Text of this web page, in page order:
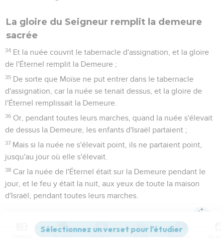
La gloire du Seigneur remplit la demeure
sacrée
34 Et la nuée couvrit le tabernacle d'assignation, et la gloire
de l'Éternel remplit la Demeure ;
35 De sorte que Moïse ne put entrer dans le tabernacle
d'assignation, car la nuée se tenait dessus, et la gloire de
l'Éternel remplissait la Demeure.
36 Or, pendant toutes leurs marches, quand la nuée s'élevait
de dessus la Demeure, les enfants d'Israël partaient ;
37 Mais si la nuée ne s'élevait point, ils ne partaient point,
jusqu'au jour où elle s'élevait.
38 Car la nuée de l'Éternel était sur la Demeure pendant le
jour, et le feu y était la nuit, aux yeux de toute la maison
d'Israël, pendant toutes leurs marches.
Versions Commentaires Strong